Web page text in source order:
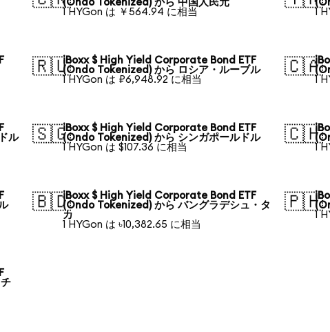
(Ondo Tokenized) から 中国人民元
1 HYGon は ￥564.94 に相当
1
🇷🇺iBoxx $ High Yield Corporate Bond ETF
(Ondo Tokenized) から ロシア・ルーブル
1 HYGon は ₽6,948.92 に相当
🇨🇦
1
ル
🇸🇬iBoxx $ High Yield Corporate Bond ETF
(Ondo Tokenized) から シンガポールドル
1 HYGon は $107.36 に相当
🇨🇭
1
🇧🇩iBoxx $ High Yield Corporate Bond ETF
(Ondo Tokenized) から バングラデシュ・タ
カ
1 HYGon は ৳10,382.65 に相当
🇵🇭
1